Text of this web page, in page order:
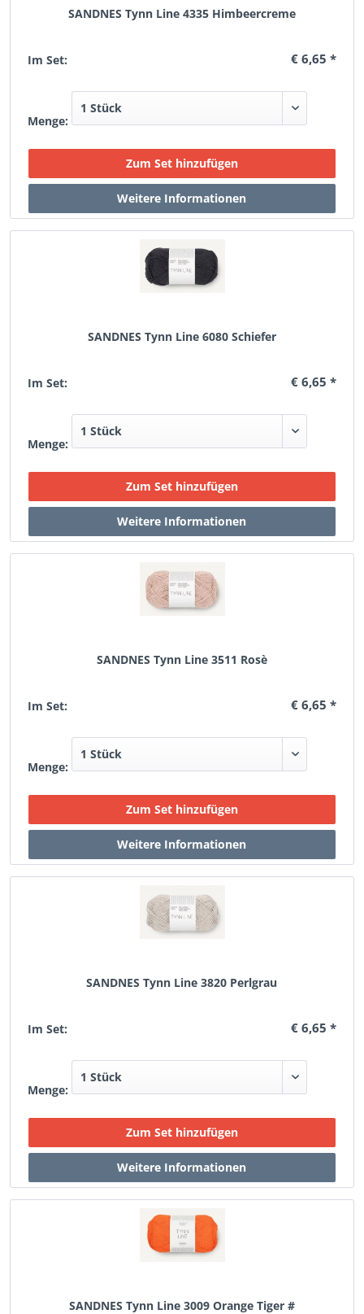
SANDNES Tynn Line 4335 Himbeercreme
Im Set: € 6,65 *
Menge:
SANDNES Tynn Line 6080 Schiefer
Im Set: € 6,65 *
Menge:
SANDNES Tynn Line 3511 Rosè
Im Set: € 6,65 *
Menge:
SANDNES Tynn Line 3820 Perlgrau
Im Set: € 6,65 *
Menge:
SANDNES Tynn Line 3009 Orange Tiger #